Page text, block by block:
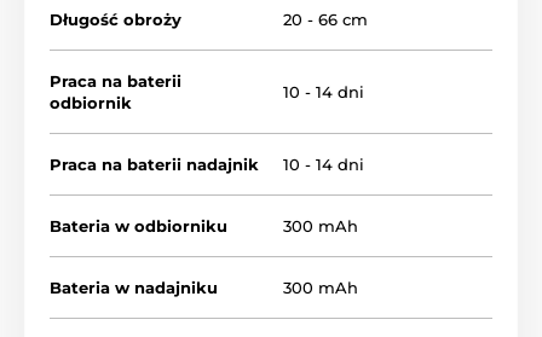
Długość obroży 20 - 66 cm
Praca na baterii
odbiornik
10 - 14 dni
Praca na baterii nadajnik 10 - 14 dni
Bateria w odbiorniku 300 mAh
Bateria w nadajniku 300 mAh